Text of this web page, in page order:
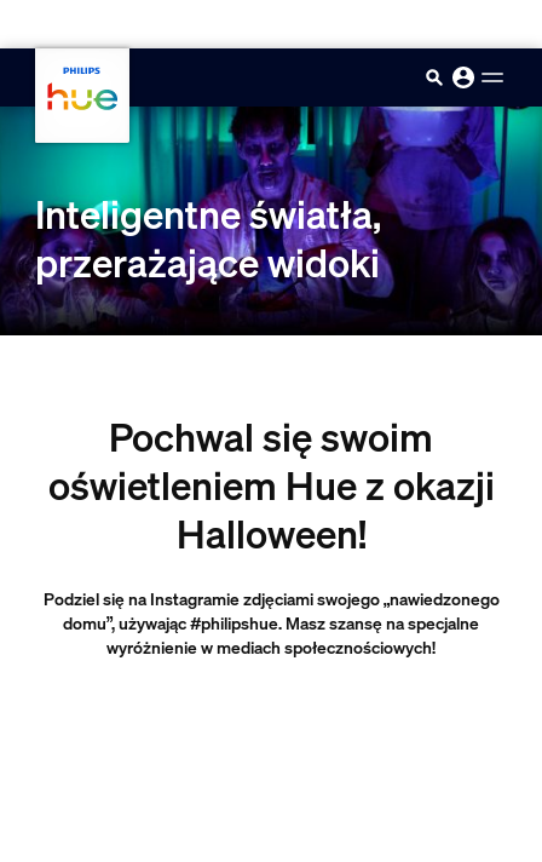
Inteligentne światła,
przerażające widoki
Pochwal się swoim
oświetleniem Hue z okazji
Halloween!
Podziel się na Instagramie zdjęciami swojego „nawiedzonego
domu”, używając #philipshue. Masz szansę na specjalne
wyróżnienie w mediach społecznościowych!